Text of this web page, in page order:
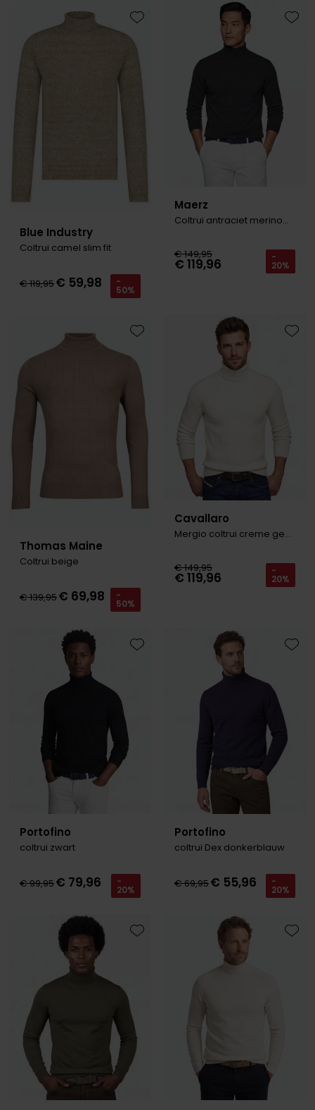
Blue Industry
Coltrui camel slim fit
€ 119,95€ 59,98 -
50%
Toevoegen aan favorieten
Maerz
Coltrui antraciet merinowol
€ 149,95
€ 119,96 -
20%
Thomas Maine
Coltrui beige
€ 139,95€ 69,98 -
50%
Toevoegen aan favorieten
Cavallaro
Mergio coltrui creme gebreid
€ 149,95
€ 119,96 -
20%
Portofino
coltrui zwart
€ 99,95€ 79,96 -
20%
Toevoegen aan favorieten
Portofino
coltrui Dex donkerblauw
€ 69,95€ 55,96 -
20%
Toevoegen aan favorieten